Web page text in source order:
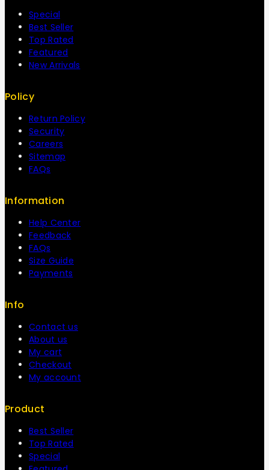
Special
Best Seller
Top Rated
Featured
New Arrivals
Policy
Return Policy
Security
Careers
Sitemap
FAQs
Information
Help Center
Feedback
FAQs
Size Guide
Payments
Info
Contact us
About us
My cart
Checkout
My account
Product
Best Seller
Top Rated
Special